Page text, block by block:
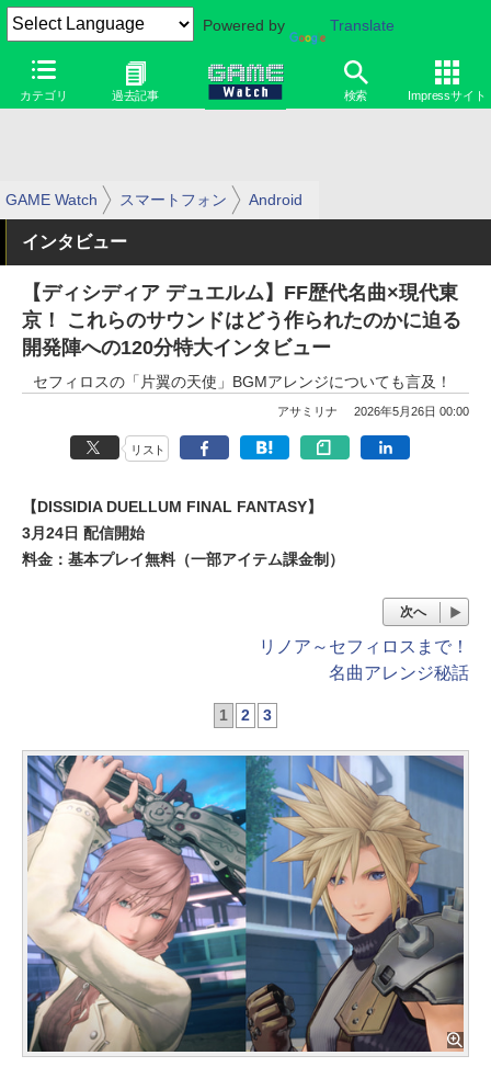
Powered by Translate
カテゴリ 過去記事 検索 Impressサイト
GAME Watch スマートフォン Android
インタビュー
【ディシディア デュエルム】FF歴代名曲×現代東
京！ これらのサウンドはどう作られたのかに迫る
開発陣への120分特大インタビュー
セフィロスの「片翼の天使」BGMアレンジについても言及！
アサミリナ 2026年5月26日 00:00
リスト
【DISSIDIA DUELLUM FINAL FANTASY】
3月24日 配信開始
料金：基本プレイ無料（一部アイテム課金制）
次へ
リノア～セフィロスまで！
名曲アレンジ秘話
1 2 3